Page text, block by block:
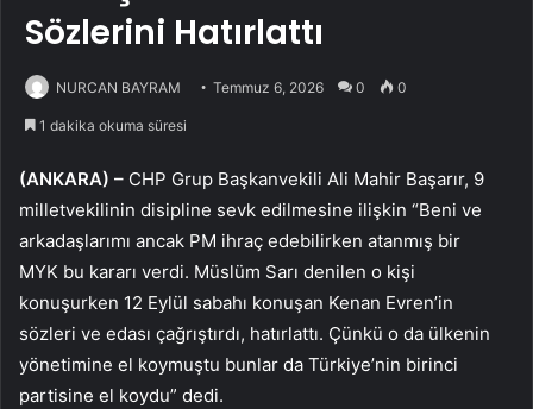
Sözlerini Hatırlattı
NURCAN BAYRAM Temmuz 6, 2026 0 0
1 dakika okuma süresi
(ANKARA) – CHP Grup Başkanvekili Ali Mahir Başarır, 9
milletvekilinin disipline sevk edilmesine ilişkin “Beni ve
arkadaşlarımı ancak PM ihraç edebilirken atanmış bir
MYK bu kararı verdi. Müslüm Sarı denilen o kişi
konuşurken 12 Eylül sabahı konuşan Kenan Evren’in
sözleri ve edası çağrıştırdı, hatırlattı. Çünkü o da ülkenin
yönetimine el koymuştu bunlar da Türkiye’nin birinci
partisine el koydu” dedi.